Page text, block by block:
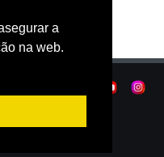
a
na web.